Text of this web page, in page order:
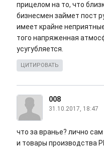
прицелом на то, что
бизнесмен займет пост
имеет крайне
того напряженная
усугубляется.
ЦИТИРОВАТЬ
008
31.10.2017, 18:47
что за вранье? лично
и товары производства